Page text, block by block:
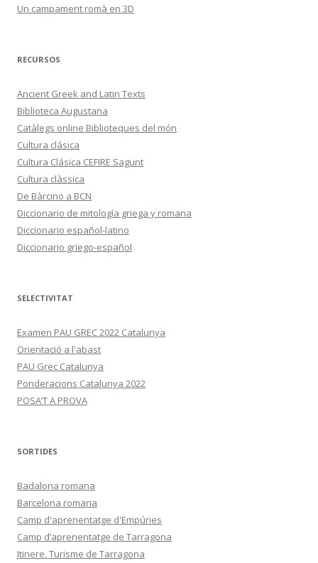
Un campament romà en 3D
RECURSOS
Ancient Greek and Latin Texts
Biblioteca Augustana
Catàlegs online Biblioteques del món
Cultura clásica
Cultura Clásica CEFIRE Sagunt
Cultura clàssica
De Bàrcino a BCN
Diccionario de mitología griega y romana
Diccionario español-latino
Diccionario griego-español
SELECTIVITAT
Examen PAU GREC 2022 Catalunya
Orientació a l'abast
PAU Grec Catalunya
Ponderacions Catalunya 2022
POSA’T A PROVA
SORTIDES
Badalona romana
Barcelona romana
Camp d'aprenentatge d'Empúries
Camp d’aprenentatge de Tarragona
Itinere. Turisme de Tarragona